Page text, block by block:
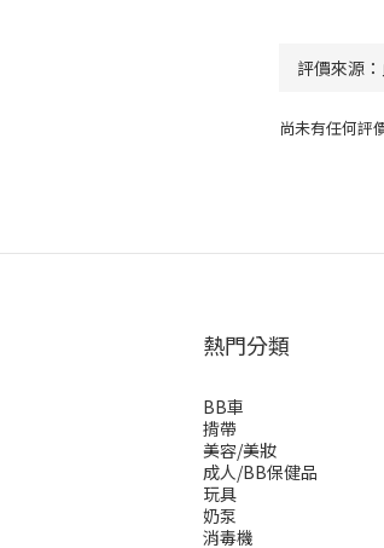
尚未有任何評
熱門分類
BB車
揹帶
美容/美妝
成人/BB保健品
玩具
奶泵
消毒機